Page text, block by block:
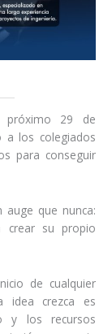
próximo 29 de
a los colegiados
para conseguir
auge que nunca:
su propio
de cualquier
idea crezca es
y los recursos